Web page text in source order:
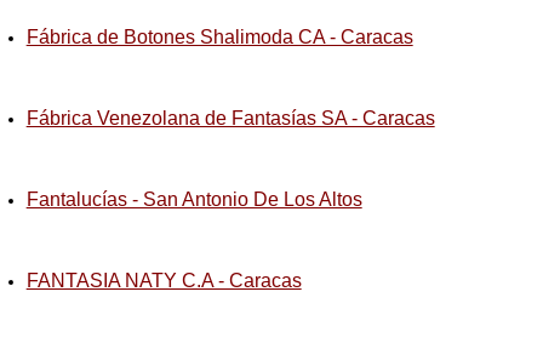
Fábrica de Botones Shalimoda CA - Caracas
Fábrica Venezolana de Fantasías SA - Caracas
Fantalucías - San Antonio De Los Altos
FANTASIA NATY C.A - Caracas